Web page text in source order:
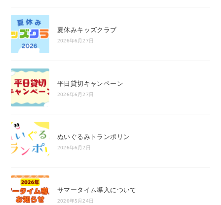
夏休みキッズクラブ
2026年6月27日
平日貸切キャンペーン
2026年6月27日
ぬいぐるみトランポリン
2026年6月2日
サマータイム導入について
2026年5月24日